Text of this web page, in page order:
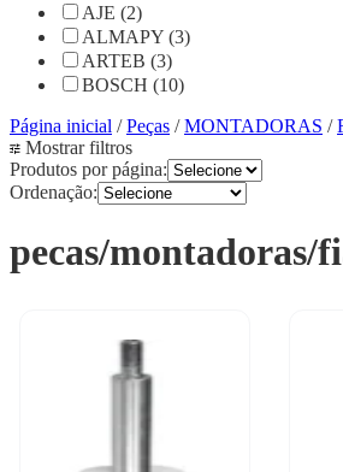
AJE (2)
ALMAPY (3)
ARTEB (3)
BOSCH (10)
Página inicial /Peças /MONTADORAS /
Mostrar filtros
Produtos por página:
Ordenação:
pecas/montadoras/